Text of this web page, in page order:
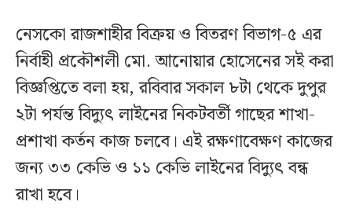
নেসকো রাজশাহীর বিক্রয় ও বিতরণ বিভাগ-৫ এর
নির্বাহী প্রকৌশলী মো. আনোয়ার হোসেনের সই করা
বিজ্ঞপ্তিতে বলা হয়, রবিবার সকাল ৮টা থেকে দুপুর
২টা পর্যন্ত বিদ্যুৎ লাইনের নিকটবর্তী গাছের শাখা-
প্রশাখা কর্তন কাজ চলবে। এই রক্ষণাবেক্ষণ কাজের
জন্য ৩৩ কেভি ও ১১ কেভি লাইনের বিদ্যুৎ বন্ধ
রাখা হবে।